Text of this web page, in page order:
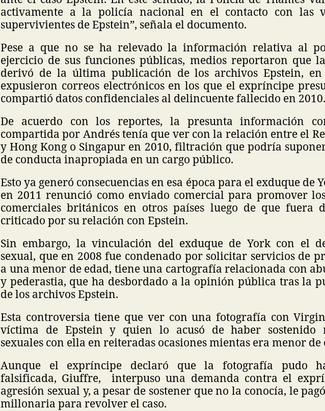
activamente a la policía nacional en el contacto con las
supervivientes de Epstein”, señala el documento.
Pese a que no se ha relevado la información relativa al
ejercicio de sus funciones públicas, medios reportaron que la
derivó de la última publicación de los archivos Epstein, en
expusieron correos electrónicos en los que el expríncipe
compartió datos confidenciales al delincuente fallecido en
De acuerdo con los reportes, la presunta información
compartida por Andrés tenía que ver con la relación entre el
y Hong Kong o Singapur en 2010, filtración que podría
de conducta inapropiada en un cargo público.
Esto ya generó consecuencias en esa época para el exduque de
en 2011 renunció como enviado comercial para promover
comerciales británicos en otros países luego de que fuera
criticado por su relación con Epstein.
Sin embargo, la vinculación del exduque de York con el
sexual, que en 2008 fue condenado por solicitar servicios de
a una menor de edad, tiene una cartografía relacionada con
y pederastia, que ha desbordado a la opinión pública tras la
de los archivos Epstein.
Esta controversia tiene que ver con una fotografía con
víctima de Epstein y quien lo acusó de haber sostenido
sexuales con ella en reiteradas ocasiones mientas era menor de
Aunque el expríncipe declaró que la fotografía pudo
falsificada, Giuffre, interpuso una demanda contra el
agresión sexual y, a pesar de sostener que no la conocía, le
millonaria para revolver el caso.